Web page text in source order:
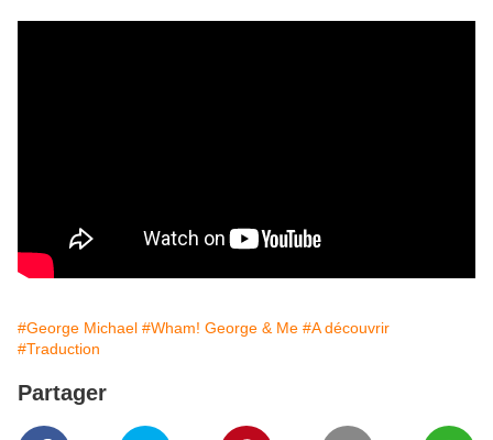
#George Michael #Wham! George & Me #A découvrir
#Traduction
Partager